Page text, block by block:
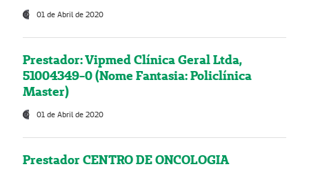
01 de Abril de 2020
Prestador: Vipmed Clínica Geral Ltda,
51004349-0 (Nome Fantasia: Policlínica
Master)
01 de Abril de 2020
Prestador CENTRO DE ONCOLOGIA